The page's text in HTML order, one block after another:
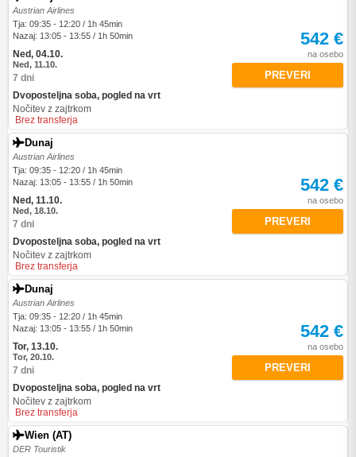
Austrian Airlines
Tja: 09:35 - 12:20 / 1h 45min
Nazaj: 13:05 - 13:55 / 1h 50min
Ned, 04.10.
Ned, 11.10.
7 dni
Dvoposteljna soba, pogled na vrt
Nočitev z zajtrkom
Brez transferja
542 €
na osebo
PREVERI
Dunaj
Austrian Airlines
Tja: 09:35 - 12:20 / 1h 45min
Nazaj: 13:05 - 13:55 / 1h 50min
Ned, 11.10.
Ned, 18.10.
7 dni
Dvoposteljna soba, pogled na vrt
Nočitev z zajtrkom
Brez transferja
542 €
na osebo
PREVERI
Dunaj
Austrian Airlines
Tja: 09:35 - 12:20 / 1h 45min
Nazaj: 13:05 - 13:55 / 1h 50min
Tor, 13.10.
Tor, 20.10.
7 dni
Dvoposteljna soba, pogled na vrt
Nočitev z zajtrkom
Brez transferja
542 €
na osebo
PREVERI
Wien (AT)
DER Touristik